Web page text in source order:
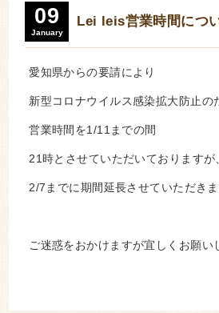
09
January
Lei leis営業時間につ
愛知県からの要請により
新型コロナウイルス感染拡大防止の
営業時間を1/11までの間
21時とさせていただいておりますが
2/7までに期間延長させていただきま
ご迷惑をおかけますが宜しくお願い